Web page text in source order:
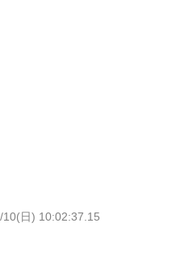
10(日) 10:02:37.15